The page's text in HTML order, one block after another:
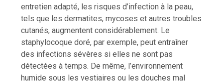
entretien adapté, les risques d’infection à la peau,
tels que les dermatites, mycoses et autres troubles
cutanés, augmentent considérablement. Le
staphylocoque doré, par exemple, peut entraîner
des infections sévères si elles ne sont pas
détectées à temps. De même, l’environnement
humide sous les vestiaires ou les douches mal